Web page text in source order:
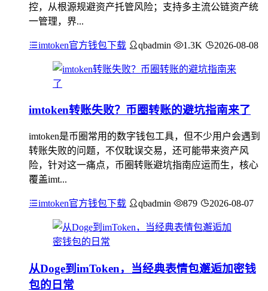
控，从根源规避资产托管风险；支持多主流公链资产统
一管理，界...
imtoken官方钱包下载 qbadmin 1.3K 2026-08-08
imtoken转账失败？币圈转账的避坑指南来了
imtoken是币圈常用的数字钱包工具，但不少用户会遇到
转账失败的问题，不仅耽误交易，还可能带来资产风
险，针对这一痛点，币圈转账避坑指南应运而生，核心
覆盖imt...
imtoken官方钱包下载 qbadmin 879 2026-08-07
从Doge到imToken，当经典表情包邂逅加密钱
包的日常